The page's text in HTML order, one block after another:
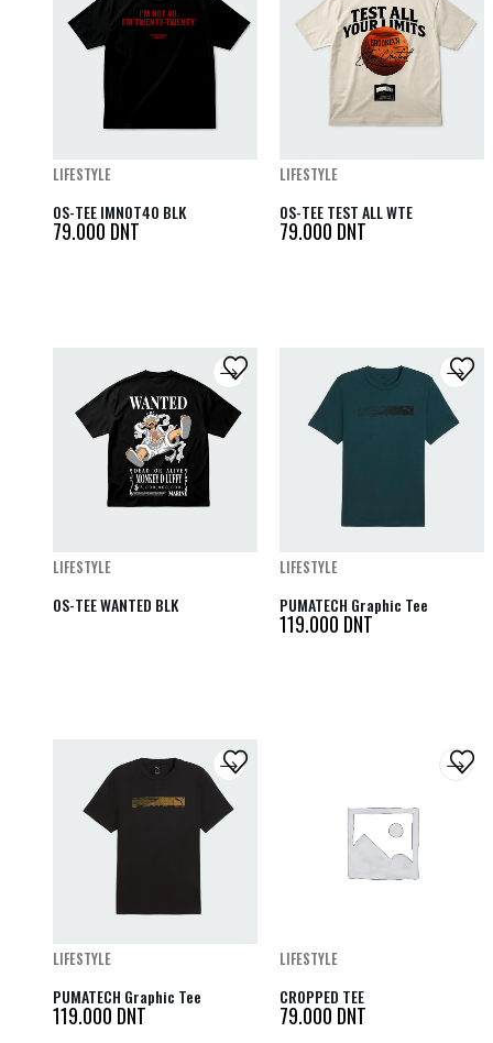
LIFESTYLE
OS-TEE IMNOT40 BLK
79.000 DNT
LIFESTYLE
OS-TEE TEST ALL WTE
79.000 DNT
LIFESTYLE
OS-TEE WANTED BLK
LIFESTYLE
PUMATECH Graphic Tee
119.000 DNT
LIFESTYLE
PUMATECH Graphic Tee
119.000 DNT
LIFESTYLE
CROPPED TEE
79.000 DNT